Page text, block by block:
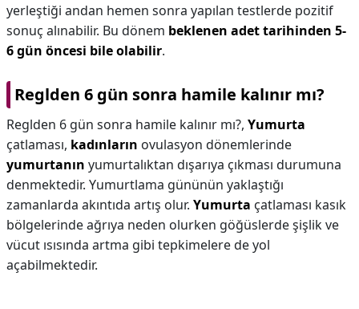
yerleştiği andan hemen sonra yapılan testlerde pozitif
sonuç alınabilir. Bu dönem beklenen adet tarihinden 5-
6 gün öncesi bile olabilir.
Reglden 6 gün sonra hamile kalınır mı?
Reglden 6 gün sonra hamile kalınır mı?, Yumurta
çatlaması, kadınların ovulasyon dönemlerinde
yumurtanın yumurtalıktan dışarıya çıkması durumuna
denmektedir. Yumurtlama gününün yaklaştığı
zamanlarda akıntıda artış olur. Yumurta çatlaması kasık
bölgelerinde ağrıya neden olurken göğüslerde şişlik ve
vücut ısısında artma gibi tepkimelere de yol
açabilmektedir.